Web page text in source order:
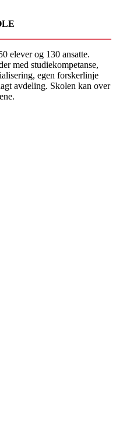
elever og 130 ansatte.
med studiekompetanse,
egen forskerlinje
avdeling. Skolen kan over